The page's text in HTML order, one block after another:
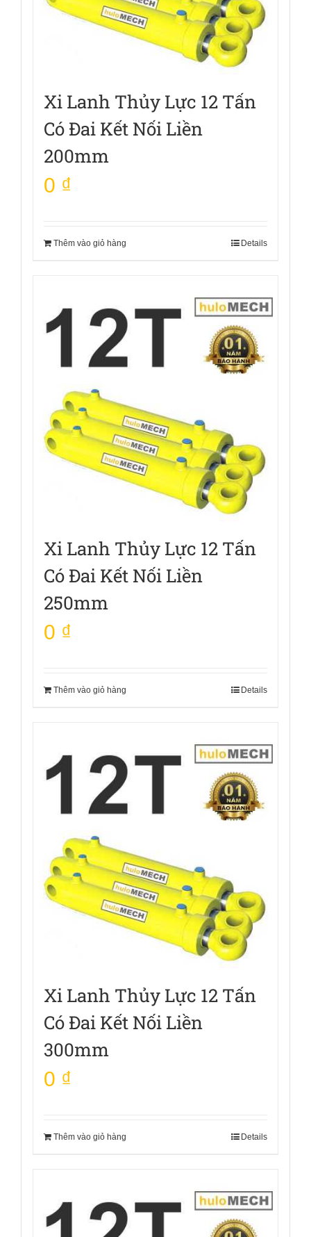
Xi Lanh Thủy Lực 12 Tấn
Có Đai Kết Nối Liền
200mm
0 ₫
Thêm vào giỏ hàng Details
Xi Lanh Thủy Lực 12 Tấn
Có Đai Kết Nối Liền
250mm
0 ₫
Thêm vào giỏ hàng Details
Xi Lanh Thủy Lực 12 Tấn
Có Đai Kết Nối Liền
300mm
0 ₫
Thêm vào giỏ hàng Details